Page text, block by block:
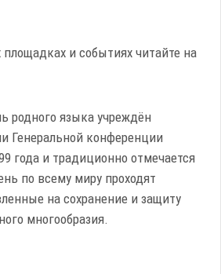
и событиях читайте на
родного языка учреждён
Генеральной конференции
года и традиционно отмечается
по всему миру проходят
на сохранение и защиту
многообразия.